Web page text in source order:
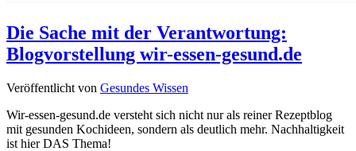
Die Sache mit der Verantwortung:
Blogvorstellung wir-essen-gesund.de
Veröffentlicht von Gesundes Wissen
Wir-essen-gesund.de versteht sich nicht nur als reiner Rezeptblog
mit gesunden Kochideen, sondern als deutlich mehr. Nachhaltigkeit
ist hier DAS Thema!